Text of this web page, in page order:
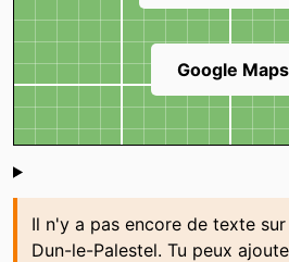
Google
Shoutbox
Il n'y a pas encore de texte
Dun-le-Palestel. Tu peux